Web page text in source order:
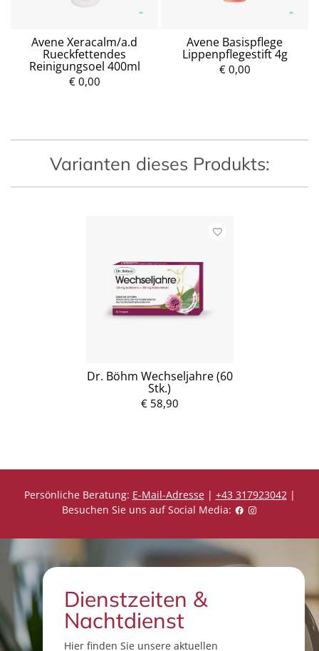
Avene Xeracalm/a.d
Rueckfettendes
Reinigungsoel 400ml
€ 0,00
Avene Basispflege
Lippenpflegestift 4g
€ 0,00
Varianten dieses Produkts:
Dr. Böhm Wechseljahre (60
Stk.)
€ 58,90
Persönliche Beratung: E-Mail-Adresse| +43 317923042 |
Besuchen Sie uns auf Social Media:
Dienstzeiten &
Nachtdienst
Hier finden Sie unsere aktuellen